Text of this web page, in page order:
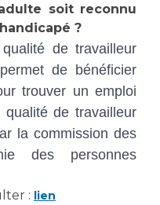
des soins
soit reconnu
?
de travailleur
de bénéficier
trouver un emploi
de travailleur
la commission des
des personnes
: lien